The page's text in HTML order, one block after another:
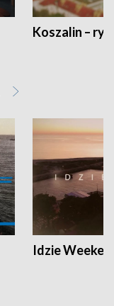
Koszalin –
Idzie